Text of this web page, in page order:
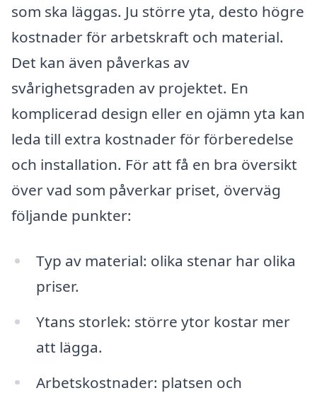
som ska läggas. Ju större yta, desto högre
kostnader för arbetskraft och material.
Det kan även påverkas av
svårighetsgraden av projektet. En
komplicerad design eller en ojämn yta kan
leda till extra kostnader för förberedelse
och installation. För att få en bra översikt
över vad som påverkar priset, överväg
följande punkter:
Typ av material: olika stenar har olika
priser.
Ytans storlek: större ytor kostar mer
att lägga.
Arbetskostnader: platsen och